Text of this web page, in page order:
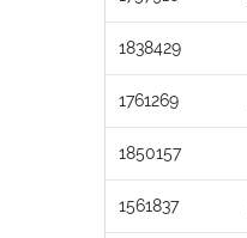
1838429
1761269
1850157
1561837